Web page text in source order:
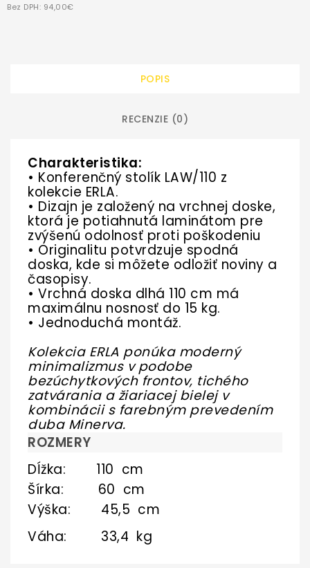
Bez DPH: 94,00€
POPIS
RECENZIE (0)
Charakteristika:
• Konferenčný stolík LAW/110 z
kolekcie ERLA.
• Dizajn je založený na vrchnej doske,
ktorá je potiahnutá laminátom pre
zvýšenú odolnosť proti poškodeniu
• Originalitu potvrdzuje spodná
doska, kde si môžete odložiť noviny a
časopisy.
• Vrchná doska dlhá 110 cm má
maximálnu nosnosť do 15 kg.
• Jednoduchá montáž.
Kolekcia ERLA ponúka moderný
minimalizmus v podobe
bezúchytkových frontov, tichého
zatvárania a žiariacej bielej v
kombinácii s farebným prevedením
duba Minerva.
ROZMERY
Dĺžka: 110 cm
Šírka: 60 cm
Výška: 45,5 cm
Váha: 33,4 kg